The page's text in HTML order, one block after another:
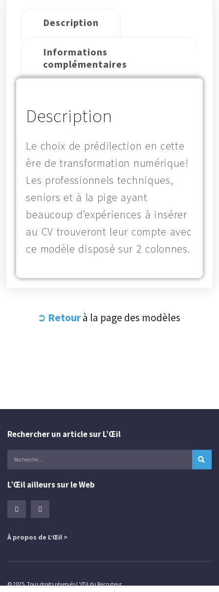
Description
Informations
complémentaires
Description
Le choix de prédilection en cette
ère de transformation numérique!
Les professionnels techniques,
seniors et à la pige ayant
beaucoup d’expériences à insérer
au CV trouveront leur compte avec
ce modèle disposé sur 2 colonnes.
➲ Retourà la page des modèles
Rechercher un article sur L’Œil
L’Œil ailleurs sur le Web
À propos de L’Œil >
© 2025. Tous droits réservés L'Œil du Recruteur.